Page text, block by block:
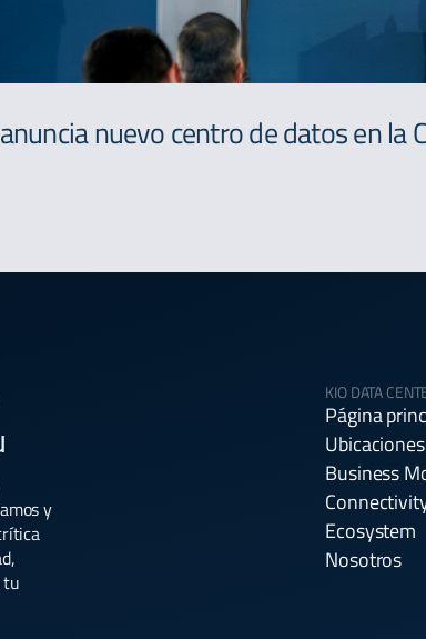
nuevo centro de datos en la
y
tu
KIO DATA
Página
Ubicaciones
Business
Ecosystem
Nosotros